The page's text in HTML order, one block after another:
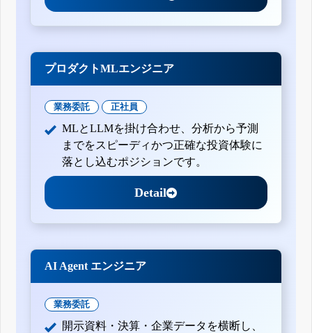
プロダクトMLエンジニア
業務委託 正社員
MLとLLMを掛け合わせ、分析から予測
までをスピーディかつ正確な投資体験に
落とし込むポジションです。
Detail
AI Agent エンジニア
業務委託
開示資料・決算・企業データを横断し、